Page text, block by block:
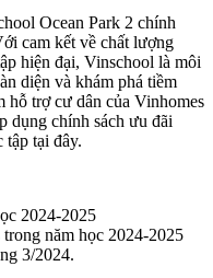
Ocean Park 2 chính
cam kết về chất lượng
hiện đại, Vinschool là môi
diện và khám phá tiềm
hỗ trợ cư dân của Vinhomes
dụng chính sách ưu đãi
tập tại đây.
2024-2025
năm học 2024-2025
3/2024.